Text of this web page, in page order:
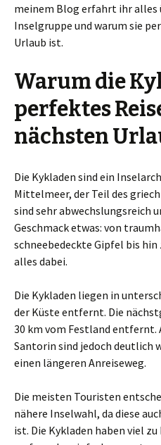
meinem Blog erfahrt ihr alles
Inselgruppe und warum sie
Urlaub ist.
Warum die
perfektes
nächsten
Die Kykladen sind ein
Mittelmeer, der Teil des
sind sehr abwechslungsreich
Geschmack etwas: von
schneebedeckte Gipfel bis
alles dabei.
Die Kykladen liegen in
der Küste entfernt. Die
30 km vom Festland entfernt.
Santorin sind jedoch
einen längeren Anreiseweg.
Die meisten Touristen
nähere Inselwahl, da diese
ist. Die Kykladen haben viel